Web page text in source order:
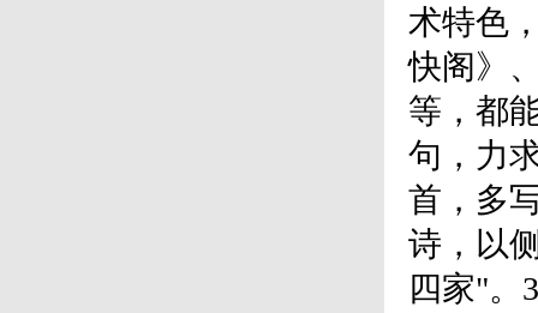
术特色
快阁》
等，都
句，力
首，多
诗，以
四家"。